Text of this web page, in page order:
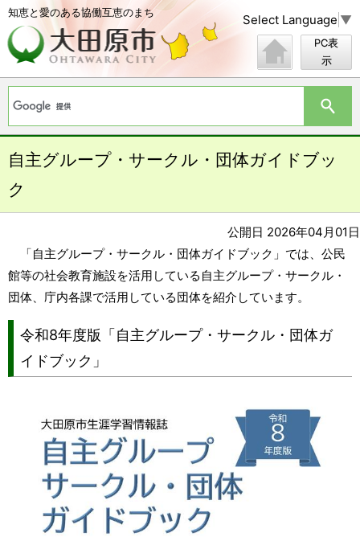
知恵と愛のある協働互恵のまち Select Language ▼
PC表
示
自主グループ・サークル・団体ガイドブッ
ク
公開日 2026年04月01日
「自主グループ・サークル・団体ガイドブック」では、公民
館等の社会教育施設を活用している自主グループ・サークル・
団体、庁内各課で活用している団体を紹介しています。
令和8年度版「自主グループ・サークル・団体ガ
イドブック」